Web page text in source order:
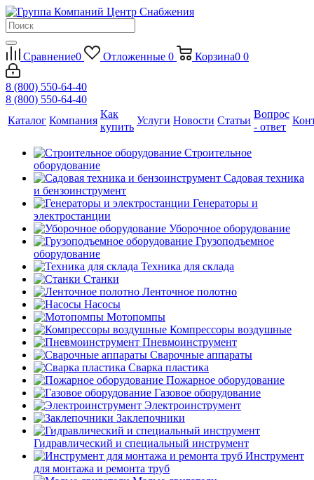
Сравнение0 Отложенные 0 Корзина0 0
8 (800) 550-64-40
8 (800) 550-64-40
Каталог Компания
Как
купить
Услуги Новости Статьи
Вопрос
- ответ
Строительное
оборудование
Садовая техника
и бензоинструмент
Генераторы и
электростанции
Уборочное оборудование
Грузоподъемное
оборудование
Техника для склада
Станки
Ленточное полотно
Насосы
Мотопомпы
Компрессоры воздушные
Пневмоинструмент
Сварочные аппараты
Сварка пластика
Пожарное оборудование
Газовое оборудование
Электроинструмент
Заклепочники
Гидравлический и специальный инструмент
Инструмент
для монтажа и ремонта труб